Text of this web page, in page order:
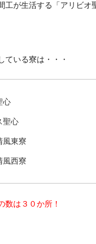
工が生活する「アリビオ
ている寮は・・・
心
聖心
風東寮
風西寮
数は３０か所！